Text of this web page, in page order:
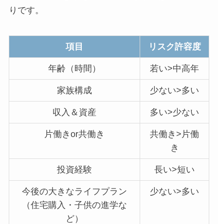
りです。
項目 リスク許容度
年齢（時間） 若い>中高年
家族構成 少ない>多い
収入＆資産 多い>少ない
片働きor共働き
共働き>片働
き
投資経験 長い>短い
今後の大きなライフプラン
（住宅購入・子供の進学な
ど）
少ない>多い